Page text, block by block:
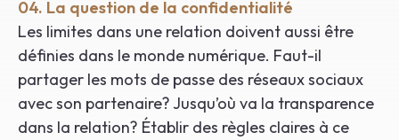
04. La question de la confidentialité
Les limites dans une relation doivent aussi être
définies dans le monde numérique. Faut-il
partager les mots de passe des réseaux sociaux
avec son partenaire? Jusqu’où va la transparence
dans la relation? Établir des règles claires à ce